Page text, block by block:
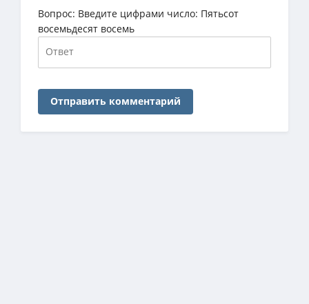
Вопрос: Введите цифрами число: Пятьсот
восемьдесят восемь
Отправить комментарий